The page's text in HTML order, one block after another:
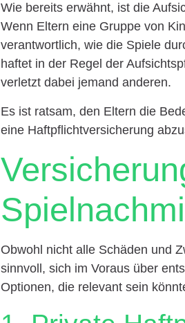
Wie bereits erwähnt, ist die
Wenn Eltern eine Gruppe von
verantwortlich, wie die Spiele
haftet in der Regel der
verletzt dabei jemand anderen.
Es ist ratsam, den Eltern die
eine Haftpflichtversicherung
Obwohl nicht alle Schäden und
sinnvoll, sich im Voraus über
Optionen, die relevant sein